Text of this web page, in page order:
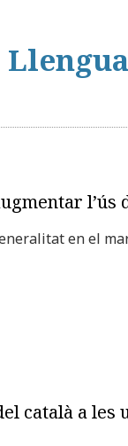
en el
català a